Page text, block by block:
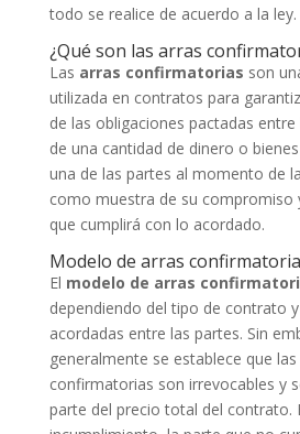
todo se realice de acuerdo a la ley.
¿Qué son las arras
Las arras confirmatorias son
utilizada en contratos para
de las obligaciones pactadas
de una cantidad de dinero o
una de las partes al momento de
como muestra de su compromiso
que cumplirá con lo acordado.
Modelo de arras
El modelo de arras
dependiendo del tipo de contrato
acordadas entre las partes. Sin
generalmente se establece que
confirmatorias son irrevocables y
parte del precio total del contrato.